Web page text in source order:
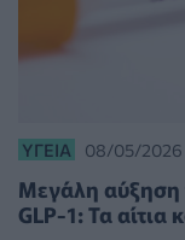
ΥΓΕΊΑ 08/05/2026
Μεγάλη αύξηση
GLP-1: Τα αίτια